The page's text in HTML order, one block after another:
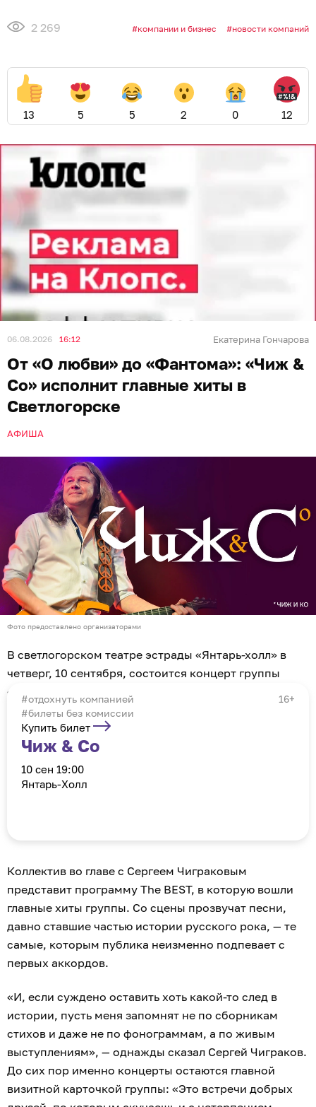
2 269 компании и бизнес новости компаний
13 5 5 2 0 12
06.08.2026 16:12 Екатерина Гончарова
От «О любви» до «Фантома»: «Чиж &
Co» исполнит главные хиты в
Светлогорске
АФИША
Фото предоставлено организаторами
В светлогорском театре эстрады «Янтарь-холл» в
четверг, 10 сентября, состоится концерт группы
«Чиж & Cо». Об этом «Клопс Афише» сообщили
организаторы.
16+
отдохнуть компанией
#билеты без комиссии
Купить билет
Чиж & Cо
10 сен 19:00
Янтарь-Холл
Коллектив во главе с Сергеем Чиграковым
представит программу The BEST, в которую вошли
главные хиты группы. Со сцены прозвучат песни,
давно ставшие частью истории русского рока, — те
самые, которым публика неизменно подпевает с
первых аккордов.
«И, если суждено оставить хоть какой-то след в
истории, пусть меня запомнят не по сборникам
стихов и даже не по фонограммам, а по живым
выступлениям», — однажды сказал Сергей Чиграков.
До сих пор именно концерты остаются главной
визитной карточкой группы: «Это встречи добрых